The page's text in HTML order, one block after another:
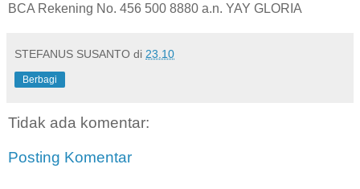
BCA Rekening No. 456 500 8880 a.n. YAY GLORIA
STEFANUS SUSANTO di 23.10
Berbagi
Tidak ada komentar:
Posting Komentar